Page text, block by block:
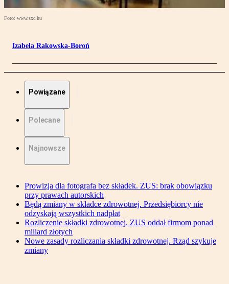
Foto: www.sxc.hu
Izabela Rakowska-Boroń
Powiązane
Polecane
Najnowsze
Prowizja dla fotografa bez składek. ZUS: brak obowiązku
przy prawach autorskich
Będą zmiany w składce zdrowotnej. Przedsiębiorcy nie
odzyskają wszystkich nadpłat
Rozliczenie składki zdrowotnej. ZUS oddał firmom ponad
miliard złotych
Nowe zasady rozliczania składki zdrowotnej. Rząd szykuje
zmiany